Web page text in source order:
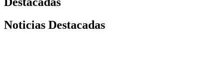
Noticias Destacadas